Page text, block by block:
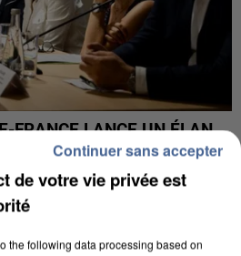
FRANCE LANCE UN ÉLAN
LES...
de votre vie privée est
the following data processing based on
Continuer sans accepter